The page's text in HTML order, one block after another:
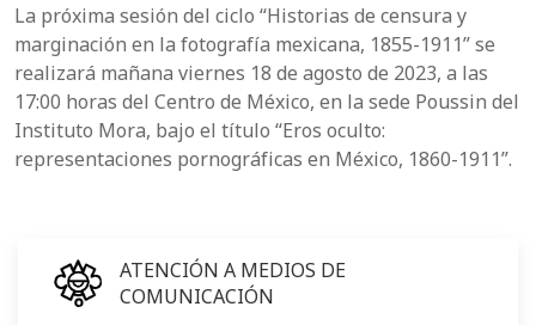
La próxima sesión del ciclo “Historias de censura y
marginación en la fotografía mexicana, 1855-1911” se
realizará mañana viernes 18 de agosto de 2023, a las
17:00 horas del Centro de México, en la sede Poussin del
Instituto Mora, bajo el título “Eros oculto:
representaciones pornográficas en México, 1860-1911”.
ATENCIÓN A MEDIOS DE
COMUNICACIÓN